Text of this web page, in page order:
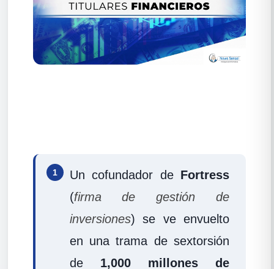
1 Un cofundador de Fortress
(firma de gestión de
inversiones) se ve envuelto
en una trama de sextorsión
de 1,000 millones de